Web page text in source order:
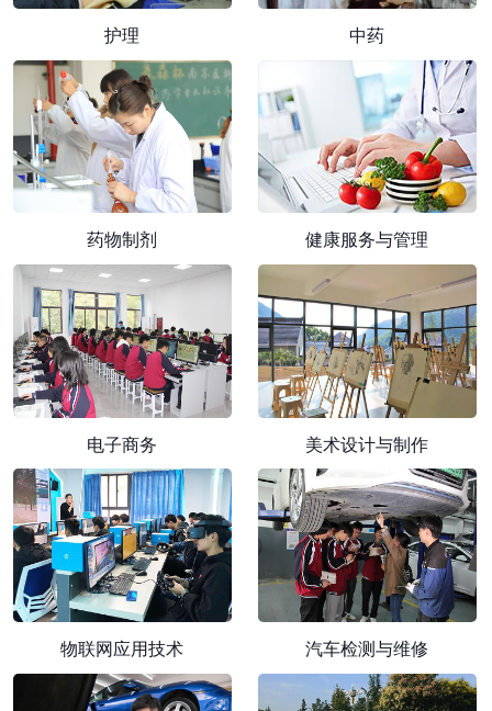
护理 中药
药物制剂 健康服务与管理
电子商务 美术设计与制作
物联网应用技术 汽车检测与维修